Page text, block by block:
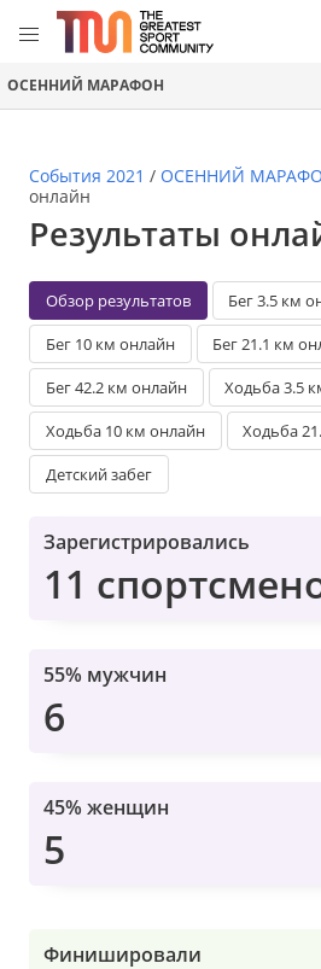
ОСЕННИЙ МАРАФОН
События 2021 / ОСЕННИЙ
онлайн
Результаты
Обзор результатов
Бег 3.5 км
Бег 10 км онлайн
Бег 21.1 км
Бег 42.2 км онлайн
Ходьба 3.5
Ходьба 10 км онлайн
Ходьба
Детский забег
Зарегистрировались
11
55% мужчин
6
45% женщин
5
Финишировали